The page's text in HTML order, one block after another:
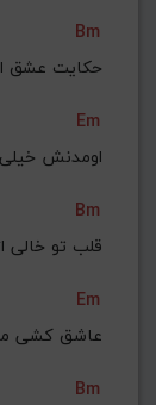
Bm
حکایت عشق
Em
اومدنش
Bm
قلب تو خالی
Em
عاشق کشی
Bm